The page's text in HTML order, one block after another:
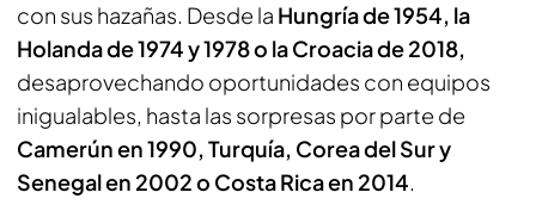
con sus hazañas. Desde la Hungría de 1954, la
Holanda de 1974 y 1978 o la Croacia de 2018,
desaprovechando oportunidades con equipos
inigualables, hasta las sorpresas por parte de
Camerún en 1990, Turquía, Corea del Sur y
Senegal en 2002 o Costa Rica en 2014.